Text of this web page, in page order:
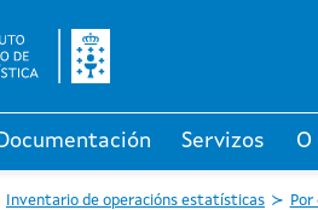
Documentación Servizos O
Inventario de operacións estatísticas